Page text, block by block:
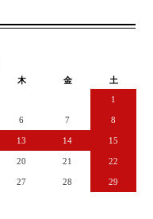
木 金
土
1
6 7 8
13 14 15
20 21 22
27 28 29